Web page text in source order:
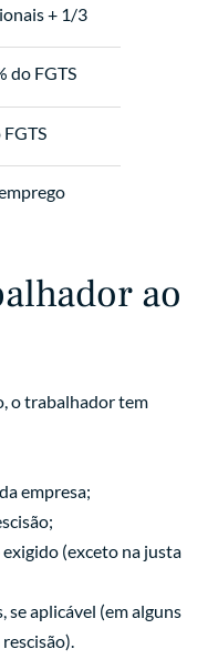
+ 1/3
do FGTS
FGTS
ao
o trabalhador tem
empresa;
(exceto na justa
se aplicável (em alguns